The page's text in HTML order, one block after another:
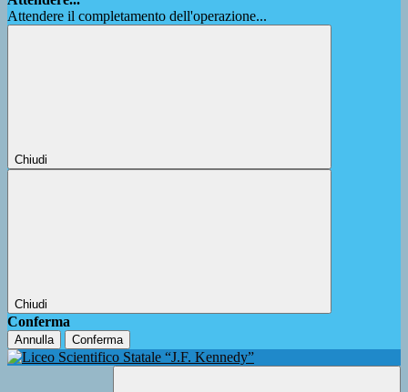
Attendere il completamento dell'operazione...
Chiudi
Chiudi
Conferma
Annulla Conferma